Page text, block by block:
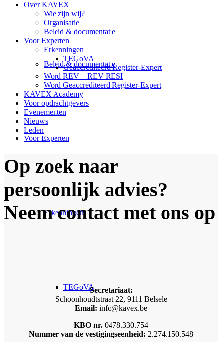
Beleid & documentatie
Voor Experten
Erkenningen
TEGoVA
Over KAVEX
Wie zijn wij?
Organisatie
Beleid & documentatie
Voor Experten
Erkenningen
TEGoVA
Geaccrediteerd Register-Expert
Word REV – REV RESI
Word Geaccrediteerd Register-Expert
KAVEX Academy
Voor opdrachtgevers
Evenementen
Nieuws
Leden
Op zoek naar
persoonlijk advies?
Neem contact met ons op
Secretariaat:
Schoonhoudtstraat 22, 9111 Belsele
Email: info@kavex.be
KBO nr. 0478.330.754
Nummer van de vestigingseenheid: 2.274.150.548